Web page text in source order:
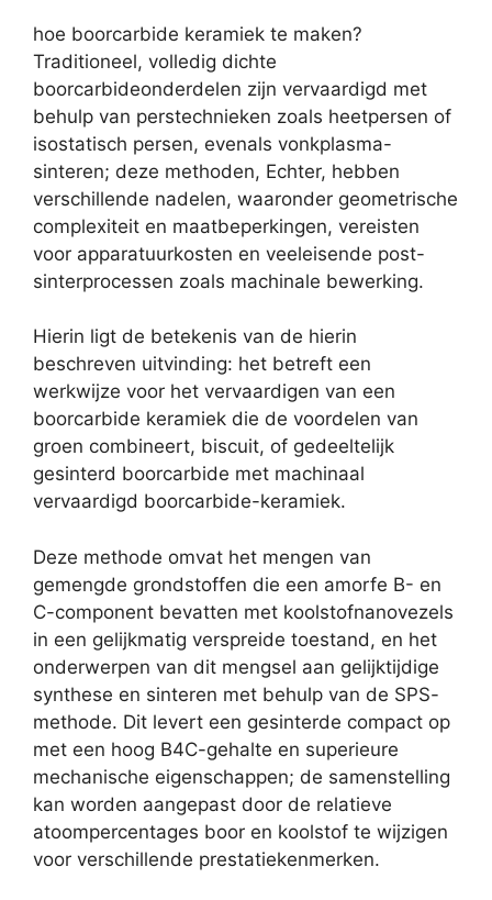
hoe boorcarbide keramiek te maken?
Traditioneel, volledig dichte
boorcarbideonderdelen zijn vervaardigd met
behulp van perstechnieken zoals heetpersen of
isostatisch persen, evenals vonkplasma-
sinteren; deze methoden, Echter, hebben
verschillende nadelen, waaronder geometrische
complexiteit en maatbeperkingen, vereisten
voor apparatuurkosten en veeleisende post-
sinterprocessen zoals machinale bewerking.
Hierin ligt de betekenis van de hierin
beschreven uitvinding: het betreft een
werkwijze voor het vervaardigen van een
boorcarbide keramiek die de voordelen van
groen combineert, biscuit, of gedeeltelijk
gesinterd boorcarbide met machinaal
vervaardigd boorcarbide-keramiek.
Deze methode omvat het mengen van
gemengde grondstoffen die een amorfe B- en
C-component bevatten met koolstofnanovezels
in een gelijkmatig verspreide toestand, en het
onderwerpen van dit mengsel aan gelijktijdige
synthese en sinteren met behulp van de SPS-
methode. Dit levert een gesinterde compact op
met een hoog B4C-gehalte en superieure
mechanische eigenschappen; de samenstelling
kan worden aangepast door de relatieve
atoompercentages boor en koolstof te wijzigen
voor verschillende prestatiekenmerken.